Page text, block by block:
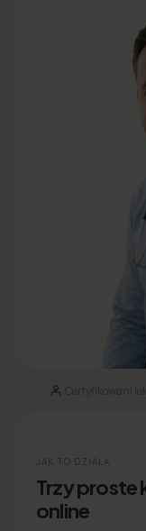
Certyfikowani
JAK TO DZIAŁA
Trzy proste
online